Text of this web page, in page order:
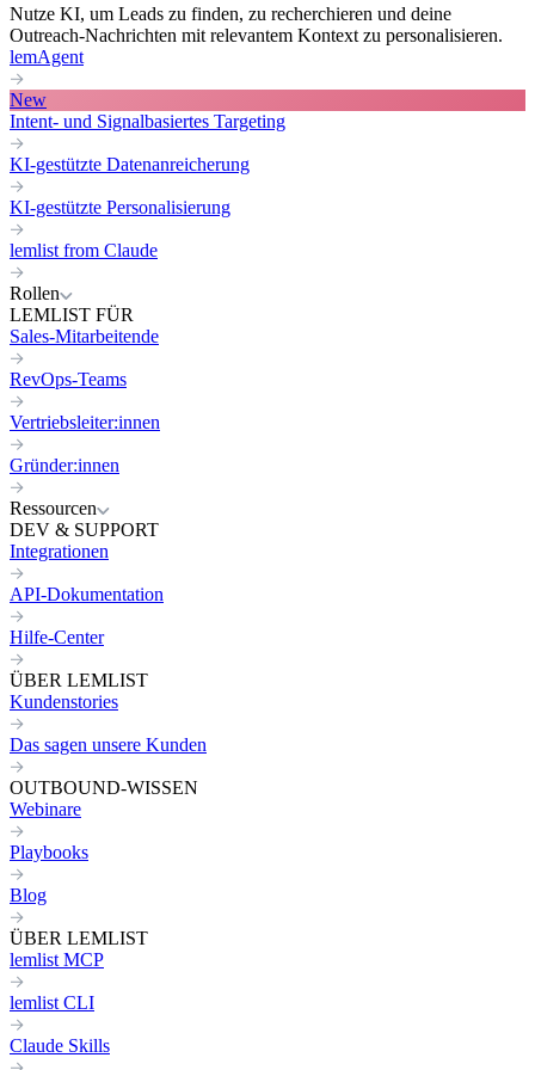
Nutze KI, um Leads zu finden, zu recherchieren und deine
Outreach-Nachrichten mit relevantem Kontext zu personalisieren.
lemAgent
New
Intent- und Signalbasiertes Targeting
KI-gestützte Datenanreicherung
KI-gestützte Personalisierung
lemlist from Claude
Rollen
LEMLIST FÜR
Sales-Mitarbeitende
RevOps-Teams
Vertriebsleiter:innen
Gründer:innen
Ressourcen
DEV & SUPPORT
Integrationen
API-Dokumentation
Hilfe-Center
ÜBER LEMLIST
Kundenstories
Das sagen unsere Kunden
OUTBOUND-WISSEN
Webinare
Playbooks
Blog
ÜBER LEMLIST
lemlist MCP
lemlist CLI
Claude Skills